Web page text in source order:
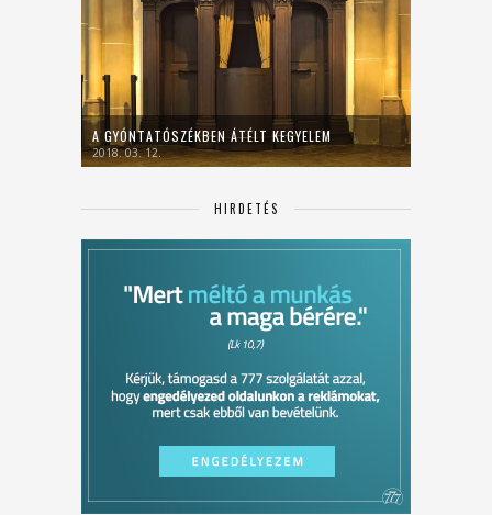
A GYÓNTATÓSZÉKBEN ÁTÉLT KEGYELEM
2018. 03. 12.
HIRDETÉS